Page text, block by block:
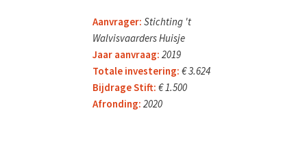
Aanvrager: Stichting 't
Walvisvaarders Huisje
Jaar aanvraag: 2019
Totale investering: € 3.624
Bijdrage Stift: € 1.500
Afronding: 2020